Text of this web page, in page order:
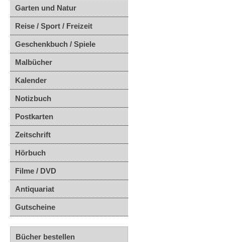
Garten und Natur
Reise / Sport / Freizeit
Geschenkbuch / Spiele
Malbücher
Kalender
Notizbuch
Postkarten
Zeitschrift
Hörbuch
Filme / DVD
Antiquariat
Gutscheine
Bücher bestellen